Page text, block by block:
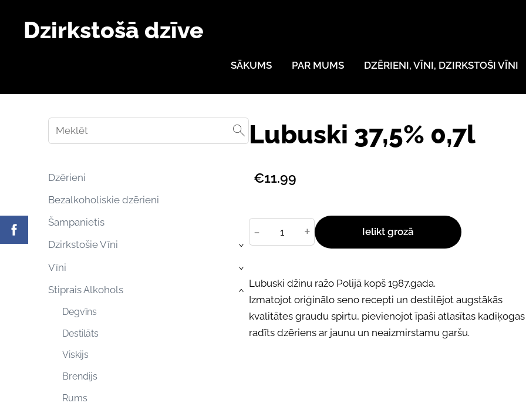
Dzirkstošā dzīve
SĀKUMS PAR MUMS DZĒRIENI, VĪNI, DZIRKSTOŠI VĪNI
Dzērieni
Bezalkoholiskie dzērieni
Šampanietis
Dzirkstošie Vīni
›
Vīni ›
Stiprais Alkohols
Degvīns
Destilāts
Viskijs
Brendijs
Rums
›
Lubuski 37,5% 0,7l
€11.99
- + Ielikt grozā
Lubuski džinu ražo Polijā kopš 1987.gada.
Izmatojot oriģinālo seno recepti un destilējot augstākās
kvalitātes graudu spirtu, pievienojot īpaši atlasītas
radīts dzēriens ar jaunu un neaizmirstamu garšu.